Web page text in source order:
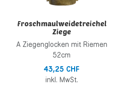
Froschmaulweidetreichel
Ziege
A Ziegenglocken mit Riemen
52cm
43,25 CHF
inkl. MwSt.